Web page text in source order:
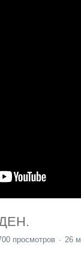
просмотров 26